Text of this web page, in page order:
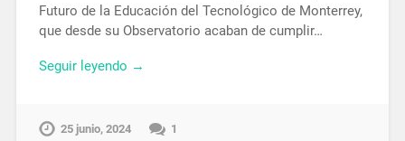
Futuro de la Educación del Tecnológico de Monterrey,
que desde su Observatorio acaban de cumplir…
Seguir leyendo →
25 junio, 2024 1